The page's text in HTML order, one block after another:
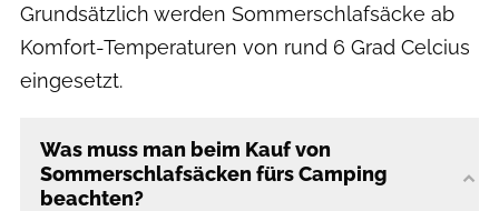
Grundsätzlich werden Sommerschlafsäcke ab
Komfort-Temperaturen von rund 6 Grad Celcius
eingesetzt.
Was muss man beim Kauf von
Sommerschlafsäcken fürs Camping
beachten?